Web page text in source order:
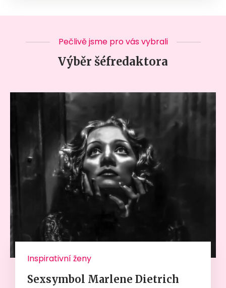
Pečlivě jsme pro vás vybrali
Výběr šéfredaktora
Inspirativní ženy
Sexsymbol Marlene Dietrich